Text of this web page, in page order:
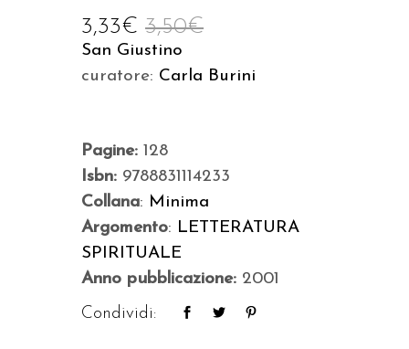
3,50€
3,33€
San Giustino
curatore: Carla Burini
Pagine: 128
Isbn: 9788831114233
Collana: Minima
Argomento: LETTERATURA
SPIRITUALE
Anno pubblicazione: 2001
Condividi: